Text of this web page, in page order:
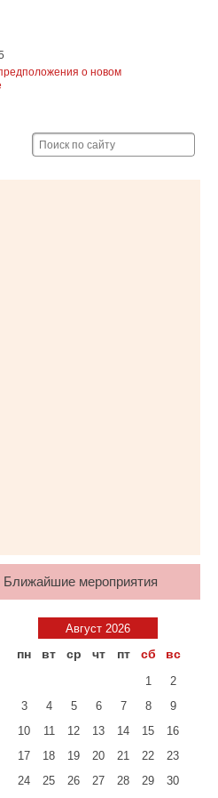
о новом
Поиск по сайту
иначе по истечению времени
ткани, изготовленные из крапивы,
…
Ближайшие мероприятия
Август 2026
пн вт ср чт пт сб вс
1
2
3
4 5 6 7 8
9
10
11 12 13 14 15
16
17
18 19 20 21 22
23
24
25 26 27 28 29
30